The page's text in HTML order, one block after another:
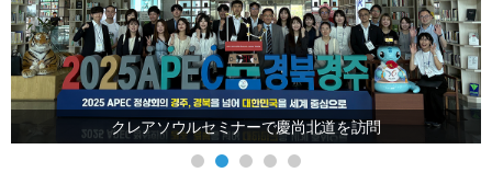
クレアソウルセミナーで慶尚北道を訪問